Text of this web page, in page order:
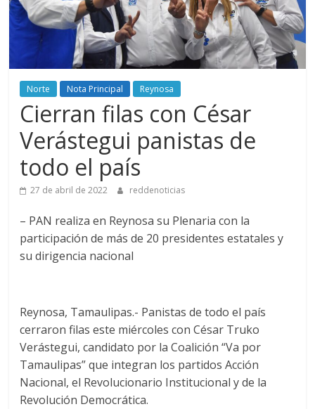
Norte Nota Principal Reynosa
Cierran filas con César
Verástegui panistas de
todo el país
27 de abril de 2022 reddenoticias
– PAN realiza en Reynosa su Plenaria con la
participación de más de 20 presidentes estatales y
su dirigencia nacional
Reynosa, Tamaulipas.- Panistas de todo el país
cerraron filas este miércoles con César Truko
Verástegui, candidato por la Coalición “Va por
Tamaulipas” que integran los partidos Acción
Nacional, el Revolucionario Institucional y de la
Revolución Democrática.